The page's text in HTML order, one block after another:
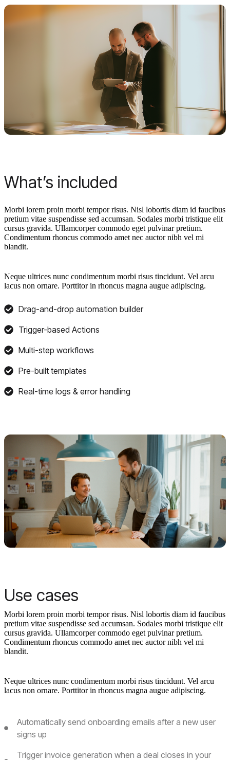
What’s included
Morbi lorem proin morbi tempor risus. Nisl lobortis diam id faucibus
pretium vitae suspendisse sed accumsan. Sodales morbi tristique elit
cursus gravida. Ullamcorper commodo eget pulvinar pretium.
Condimentum rhoncus commodo amet nec auctor nibh vel mi
blandit.
Neque ultrices nunc condimentum morbi risus tincidunt. Vel arcu
lacus non ornare. Porttitor in rhoncus magna augue adipiscing.
Drag-and-drop automation builder
Trigger-based Actions
Multi-step workflows
Pre-built templates
Real-time logs & error handling
Use cases
Morbi lorem proin morbi tempor risus. Nisl lobortis diam id faucibus
pretium vitae suspendisse sed accumsan. Sodales morbi tristique elit
cursus gravida. Ullamcorper commodo eget pulvinar pretium.
Condimentum rhoncus commodo amet nec auctor nibh vel mi
blandit.
Neque ultrices nunc condimentum morbi risus tincidunt. Vel arcu
lacus non ornare. Porttitor in rhoncus magna augue adipiscing.
Automatically send onboarding emails after a new user
signs up
Trigger invoice generation when a deal closes in your